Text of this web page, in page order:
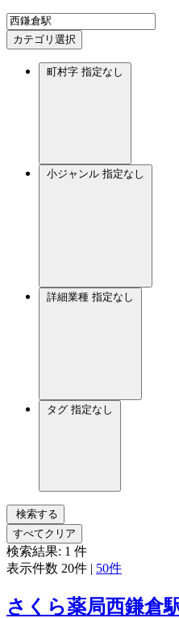
カテゴリ選択
町村字 指定なし
小ジャンル 指定なし
詳細業種 指定なし
タグ 指定なし
検索する
すべてクリア
検索結果: 1 件
表示件数 20件 | 50件
さくら薬局西鎌倉